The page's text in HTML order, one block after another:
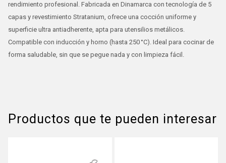
rendimiento profesional. Fabricada en Dinamarca con tecnología de 5
capas y revestimiento Stratanium, ofrece una cocción uniforme y
superficie ultra antiadherente, apta para utensilios metálicos.
Compatible con inducción y horno (hasta 250 °C). Ideal para cocinar de
forma saludable, sin que se pegue nada y con limpieza fácil.
Productos que te pueden interesar